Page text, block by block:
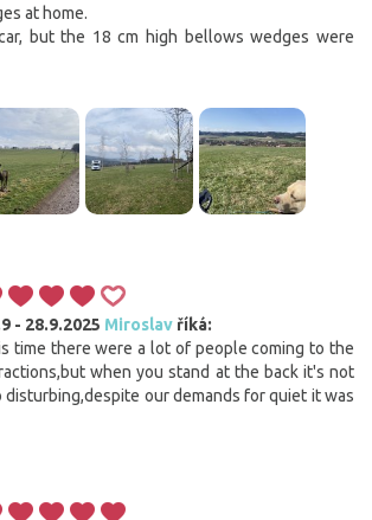
at home.
but the 18 cm high bellows wedges were
- 28.9.2025 Miroslav říká:
time there were a lot of people coming to the
when you stand at the back it's not
disturbing,despite our demands for quiet it was